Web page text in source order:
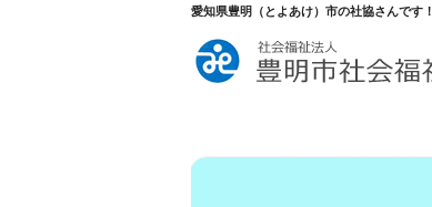
愛知県豊明（とよあけ）市の社協さんです！